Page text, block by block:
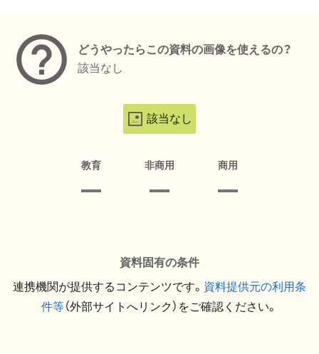
どうやったらこの資料の画像を使えるの？
該当なし
該当なし
教育 非商用 商用
資料固有の条件
連携機関が提供するコンテンツです。 資料提供元の利用条
件等（外部サイトへリンク）をご確認ください。